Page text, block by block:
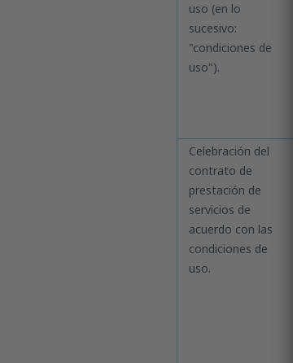
uso (en lo
sucesivo:
"condiciones de
uso").
Celebración del
contrato de
prestación de
servicios de
acuerdo con las
condiciones de
uso.